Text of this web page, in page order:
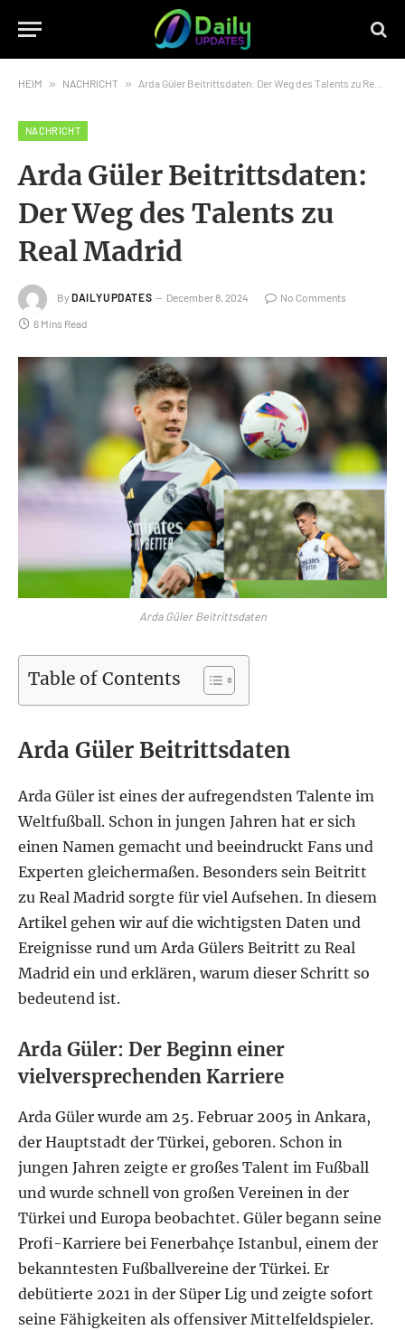
HEIM » NACHRICHT » Arda Güler Beitrittsdaten: Der Weg des Talents zu Real Madrid
NACHRICHT
Arda Güler Beitrittsdaten:
Der Weg des Talents zu
Real Madrid
By DAILYUPDATES December 8, 2024 No Comments
6 Mins Read
Arda Güler Beitrittsdaten
Table of Contents
Arda Güler Beitrittsdaten
Arda Güler ist eines der aufregendsten Talente im
Weltfußball. Schon in jungen Jahren hat er sich
einen Namen gemacht und beeindruckt Fans und
Experten gleichermaßen. Besonders sein Beitritt
zu Real Madrid sorgte für viel Aufsehen. In diesem
Artikel gehen wir auf die wichtigsten Daten und
Ereignisse rund um Arda Gülers Beitritt zu Real
Madrid ein und erklären, warum dieser Schritt so
bedeutend ist.
Arda Güler: Der Beginn einer
vielversprechenden Karriere
Arda Güler wurde am 25. Februar 2005 in Ankara,
der Hauptstadt der Türkei, geboren. Schon in
jungen Jahren zeigte er großes Talent im Fußball
und wurde schnell von großen Vereinen in der
Türkei und Europa beobachtet. Güler begann seine
Profi-Karriere bei Fenerbahçe Istanbul, einem der
bekanntesten Fußballvereine der Türkei. Er
debütierte 2021 in der Süper Lig und zeigte sofort
seine Fähigkeiten als offensiver Mittelfeldspieler.